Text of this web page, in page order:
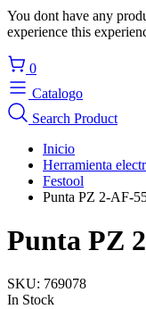
You dont have any
experience this
0
Catalogo
Search Product
Inicio
Herramienta
Festool
Punta PZ 2-AF-
Punta PZ
SKU: 769078
In Stock